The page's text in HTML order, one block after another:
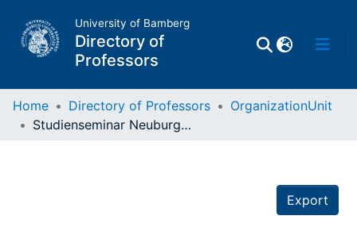
University of Bamberg
Directory of
Professors
Home Directory of Professors
OrganizationUnit
Studienseminar Neuburg a.d. Donau
Export